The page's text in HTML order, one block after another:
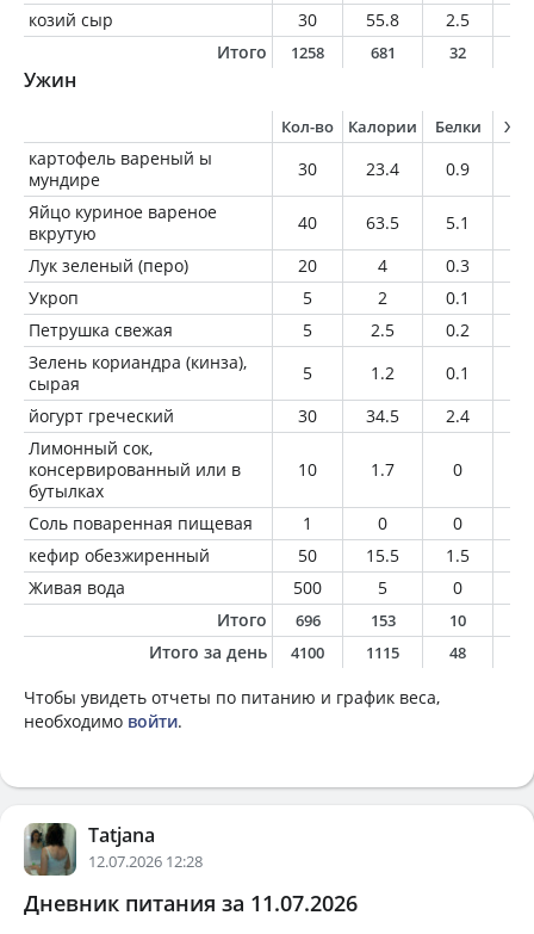
козий сыр
30 55.8 2.5
Итого
1258 681 32
Ужин
Кол-во Калории Белки
картофель вареный ы
мундире
30 23.4 0.9
Яйцо куриное вареное
вкрутую
40 63.5 5.1
Лук зеленый (перо)
20 4 0.3
Укроп
5 2 0.1
Петрушка свежая
5 2.5 0.2
Зелень кориандра (кинза),
сырая
5 1.2 0.1
йогурт греческий
30 34.5 2.4
Лимонный сок,
консервированный или в
бутылках
10 1.7 0
Соль поваренная пищевая 1 0 0
кефир обезжиренный
50 15.5 1.5
Живая вода
500 5 0
Итого
696 153 10
Итого за день 4100 1115 48
Чтобы увидеть отчеты по питанию и график веса,
необходимо войти.
Tatjana
12.07.2026 12:28
Дневник питания за 11.07.2026